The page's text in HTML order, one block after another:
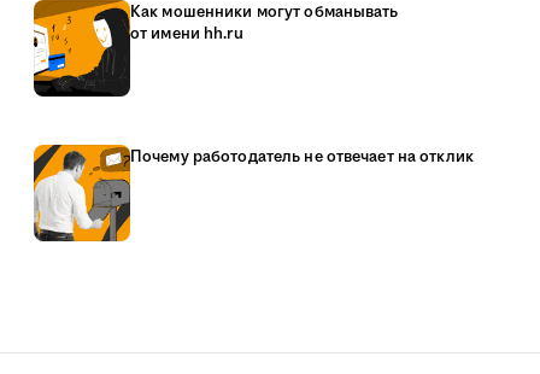
Как мошенники могут обманывать
от имени hh.ru
Почему работодатель не отвечает на отклик